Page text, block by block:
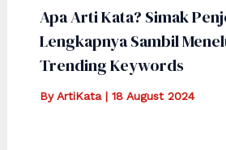
Apa Arti Kata? Simak
Lengkapnya Sambil
Trending Keywords
ByArtiKata | 18 August 2024